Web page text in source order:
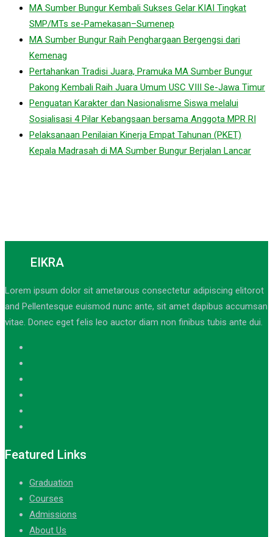
MA Sumber Bungur Kembali Sukses Gelar KIAI Tingkat
SMP/MTs se-Pamekasan–Sumenep
MA Sumber Bungur Raih Penghargaan Bergengsi dari
Kemenag
Pertahankan Tradisi Juara, Pramuka MA Sumber Bungur
Pakong Kembali Raih Juara Umum USC VIII Se-Jawa Timur
Penguatan Karakter dan Nasionalisme Siswa melalui
Sosialisasi 4 Pilar Kebangsaan bersama Anggota MPR RI
Pelaksanaan Penilaian Kinerja Empat Tahunan (PKET)
Kepala Madrasah di MA Sumber Bungur Berjalan Lancar
EIKRA
Lorem ipsum dolor sit ametarous consectetur adipiscing elitorot
and Pellentesque euismod nunc ante, sit amet dapibus accumsan
vitae. Donec eget felis leo auctor diam non finibus tubis ante dui.
Featured Links
Graduation
Courses
Admissions
About Us